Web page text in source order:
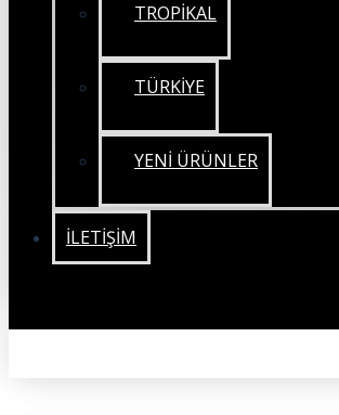
TROPİKAL
TÜRKİYE
YENİ ÜRÜNLER
İLETIŞIM